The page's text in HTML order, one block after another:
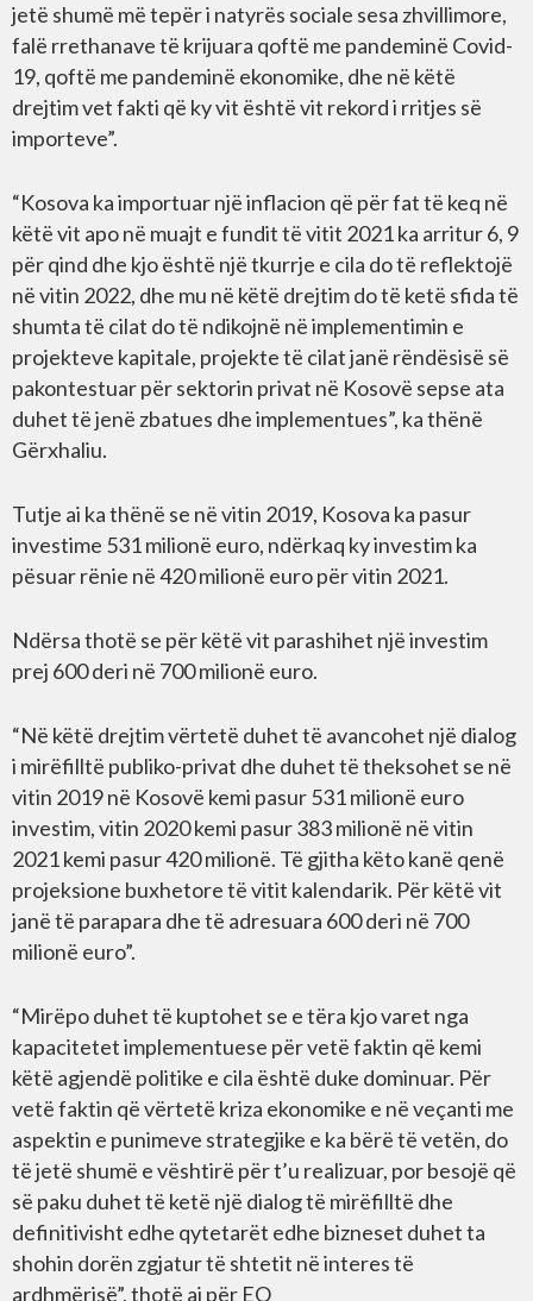
jetë shumë më tepër i natyrës sociale sesa zhvillimore,
falë rrethanave të krijuara qoftë me pandeminë Covid-
19, qoftë me pandeminë ekonomike, dhe në këtë
drejtim vet fakti që ky vit është vit rekord i rritjes së
importeve”.
“Kosova ka importuar një inflacion që për fat të keq në
këtë vit apo në muajt e fundit të vitit 2021 ka arritur 6, 9
për qind dhe kjo është një tkurrje e cila do të reflektojë
në vitin 2022, dhe mu në këtë drejtim do të ketë sfida të
shumta të cilat do të ndikojnë në implementimin e
projekteve kapitale, projekte të cilat janë rëndësisë së
pakontestuar për sektorin privat në Kosovë sepse ata
duhet të jenë zbatues dhe implementues”, ka thënë
Gërxhaliu.
Tutje ai ka thënë se në vitin 2019, Kosova ka pasur
investime 531 milionë euro, ndërkaq ky investim ka
pësuar rënie në 420 milionë euro për vitin 2021.
Ndërsa thotë se për këtë vit parashihet një investim
prej 600 deri në 700 milionë euro.
“Në këtë drejtim vërtetë duhet të avancohet një dialog
i mirëfilltë publiko-privat dhe duhet të theksohet se në
vitin 2019 në Kosovë kemi pasur 531 milionë euro
investim, vitin 2020 kemi pasur 383 milionë në vitin
2021 kemi pasur 420 milionë. Të gjitha këto kanë qenë
projeksione buxhetore të vitit kalendarik. Për këtë vit
janë të parapara dhe të adresuara 600 deri në 700
milionë euro”.
“Mirëpo duhet të kuptohet se e tëra kjo varet nga
kapacitetet implementuese për vetë faktin që kemi
këtë agjendë politike e cila është duke dominuar. Për
vetë faktin që vërtetë kriza ekonomike e në veçanti me
aspektin e punimeve strategjike e ka bërë të vetën, do
të jetë shumë e vështirë për t’u realizuar, por besojë që
së paku duhet të ketë një dialog të mirëfilltë dhe
definitivisht edhe qytetarët edhe bizneset duhet ta
shohin dorën zgjatur të shtetit në interes të
ardhmërisë”, thotë ai për EO